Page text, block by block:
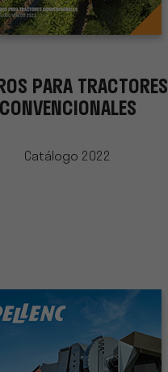
PARA TRACTORES
CONVENCIONALES
Catálogo 2022